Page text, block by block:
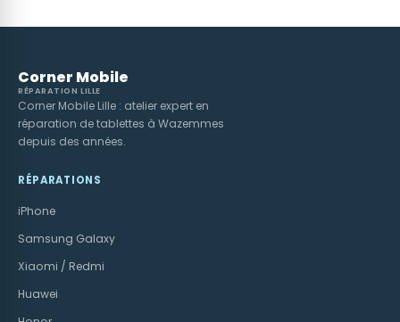
Corner Mobile
RÉPARATION LILLE
Corner Mobile Lille : atelier expert en
réparation de tablettes à Wazemmes
depuis des années.
RÉPARATIONS
iPhone
Samsung Galaxy
Xiaomi / Redmi
Huawei